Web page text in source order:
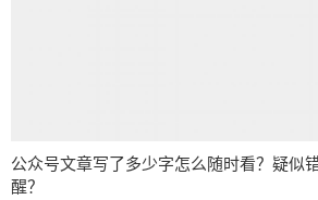
公众号文章写了多少字怎么随时看？疑似
醒？